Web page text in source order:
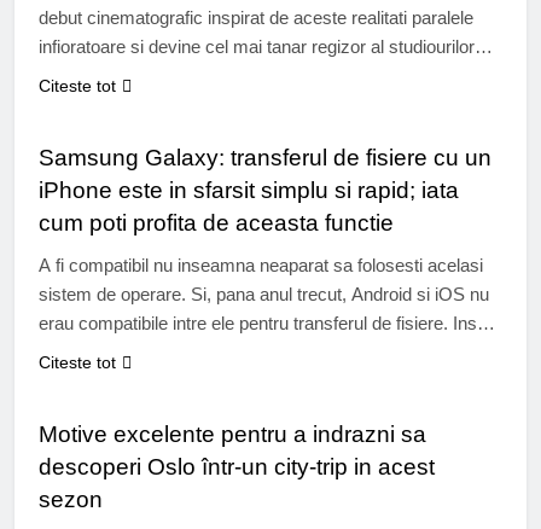
debut cinematografic inspirat de aceste realitati paralele
infioratoare si devine cel mai tanar regizor al studiourilor
A24. Stiti ce sunt „backroom-urile”? O legenda urbana
infioratoare din care este imposibil sa…
Citeste tot
Samsung Galaxy: transferul de fisiere cu un
iPhone este in sfarsit simplu si rapid; iata
cum poti profita de aceasta functie
A fi compatibil nu inseamna neaparat sa folosesti acelasi
sistem de operare. Si, pana anul trecut, Android si iOS nu
erau compatibile intre ele pentru transferul de fisiere. Insa
tot mai multe dispozitive Android devin compatibile cu
Citeste tot
Motive excelente pentru a indrazni sa
descoperi Oslo într-un city-trip in acest
sezon